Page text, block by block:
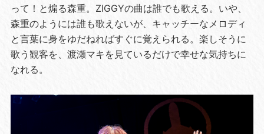
って！と煽る森重。ZIGGYの曲は誰でも歌える。いや、
森重のようには誰も歌えないが、キャッチーなメロディ
と言葉に身をゆだねればすぐに覚えられる。楽しそうに
歌う観客を、渡瀬マキを見ているだけで幸せな気持ちに
なれる。